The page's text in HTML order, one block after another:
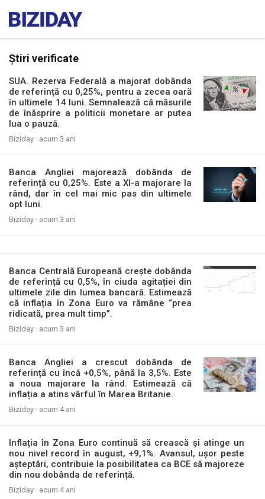
Știri verificate
SUA. Rezerva Federală a majorat dobânda
de referință cu 0,25%, pentru a zecea oară
în ultimele 14 luni. Semnalează că măsurile
de înăsprire a politicii monetare ar putea
lua o pauză.
Biziday · acum 3 ani
Banca Angliei majorează dobânda de
referință cu 0,25%. Este a XI-a majorare la
rând, dar în cel mai mic pas din ultimele
opt luni.
Biziday · acum 3 ani
Banca Centrală Europeană crește dobânda
de referință cu 0,5%, în ciuda agitației din
ultimele zile din lumea bancară. Estimează
că inflația în Zona Euro va rămâne “prea
ridicată, prea mult timp”.
Biziday · acum 3 ani
Banca Angliei a crescut dobânda de
referință cu încă +0,5%, până la 3,5%. Este
a noua majorare la rând. Estimează că
inflația a atins vârful în Marea Britanie.
Biziday · acum 4 ani
Inflația în Zona Euro continuă să crească și atinge un
nou nivel record în august, +9,1%. Avansul, ușor peste
așteptări, contribuie la posibilitatea ca BCE să majoreze
din nou dobânda de referință.
Biziday · acum 4 ani